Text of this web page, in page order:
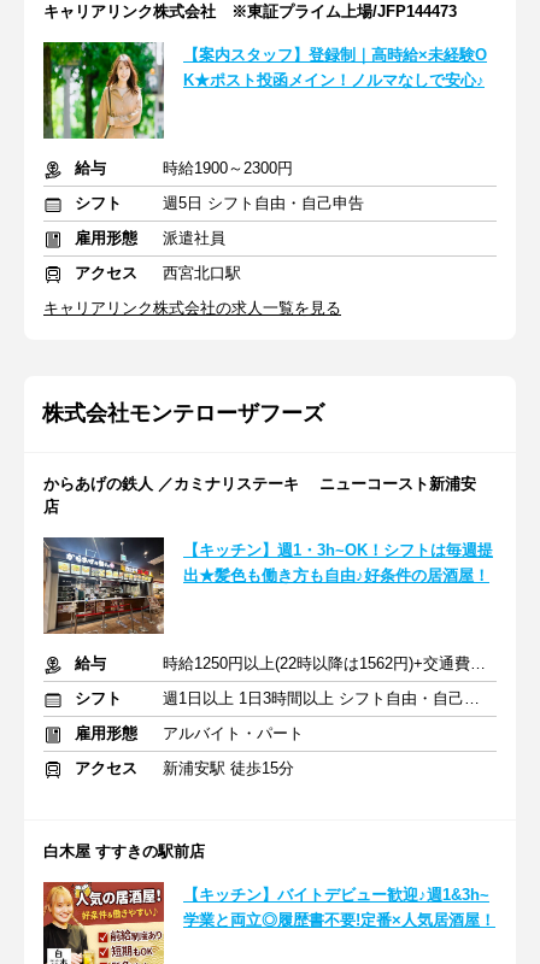
キャリアリンク株式会社 ※東証プライム上場/JFP144473
【案内スタッフ】登録制｜高時給×未経験O
K★ポスト投函メイン！ノルマなしで安心♪
給与
時給1900～2300円
シフト
週5日 シフト自由・自己申告
雇用形態
派遣社員
アクセス
西宮北口駅
キャリアリンク株式会社の求人一覧を見る
株式会社モンテローザフーズ
からあげの鉄人 ／カミナリステーキ ニューコースト新浦安
店
【キッチン】週1・3h~OK！シフトは毎週提
出★髪色も働き方も自由♪好条件の居酒屋！
給与
時給1250円以上(22時以降は1562円)+交通費規定内支給
シフト
週1日以上 1日3時間以上 シフト自由・自己申告
雇用形態
アルバイト・パート
アクセス
新浦安駅 徒歩15分
白木屋 すすきの駅前店
【キッチン】バイトデビュー歓迎♪週1&3h~
学業と両立◎履歴書不要!定番×人気居酒屋！